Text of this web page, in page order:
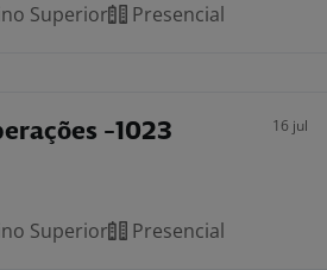
Superior Presencial
-1023 16 jul
Superior Presencial